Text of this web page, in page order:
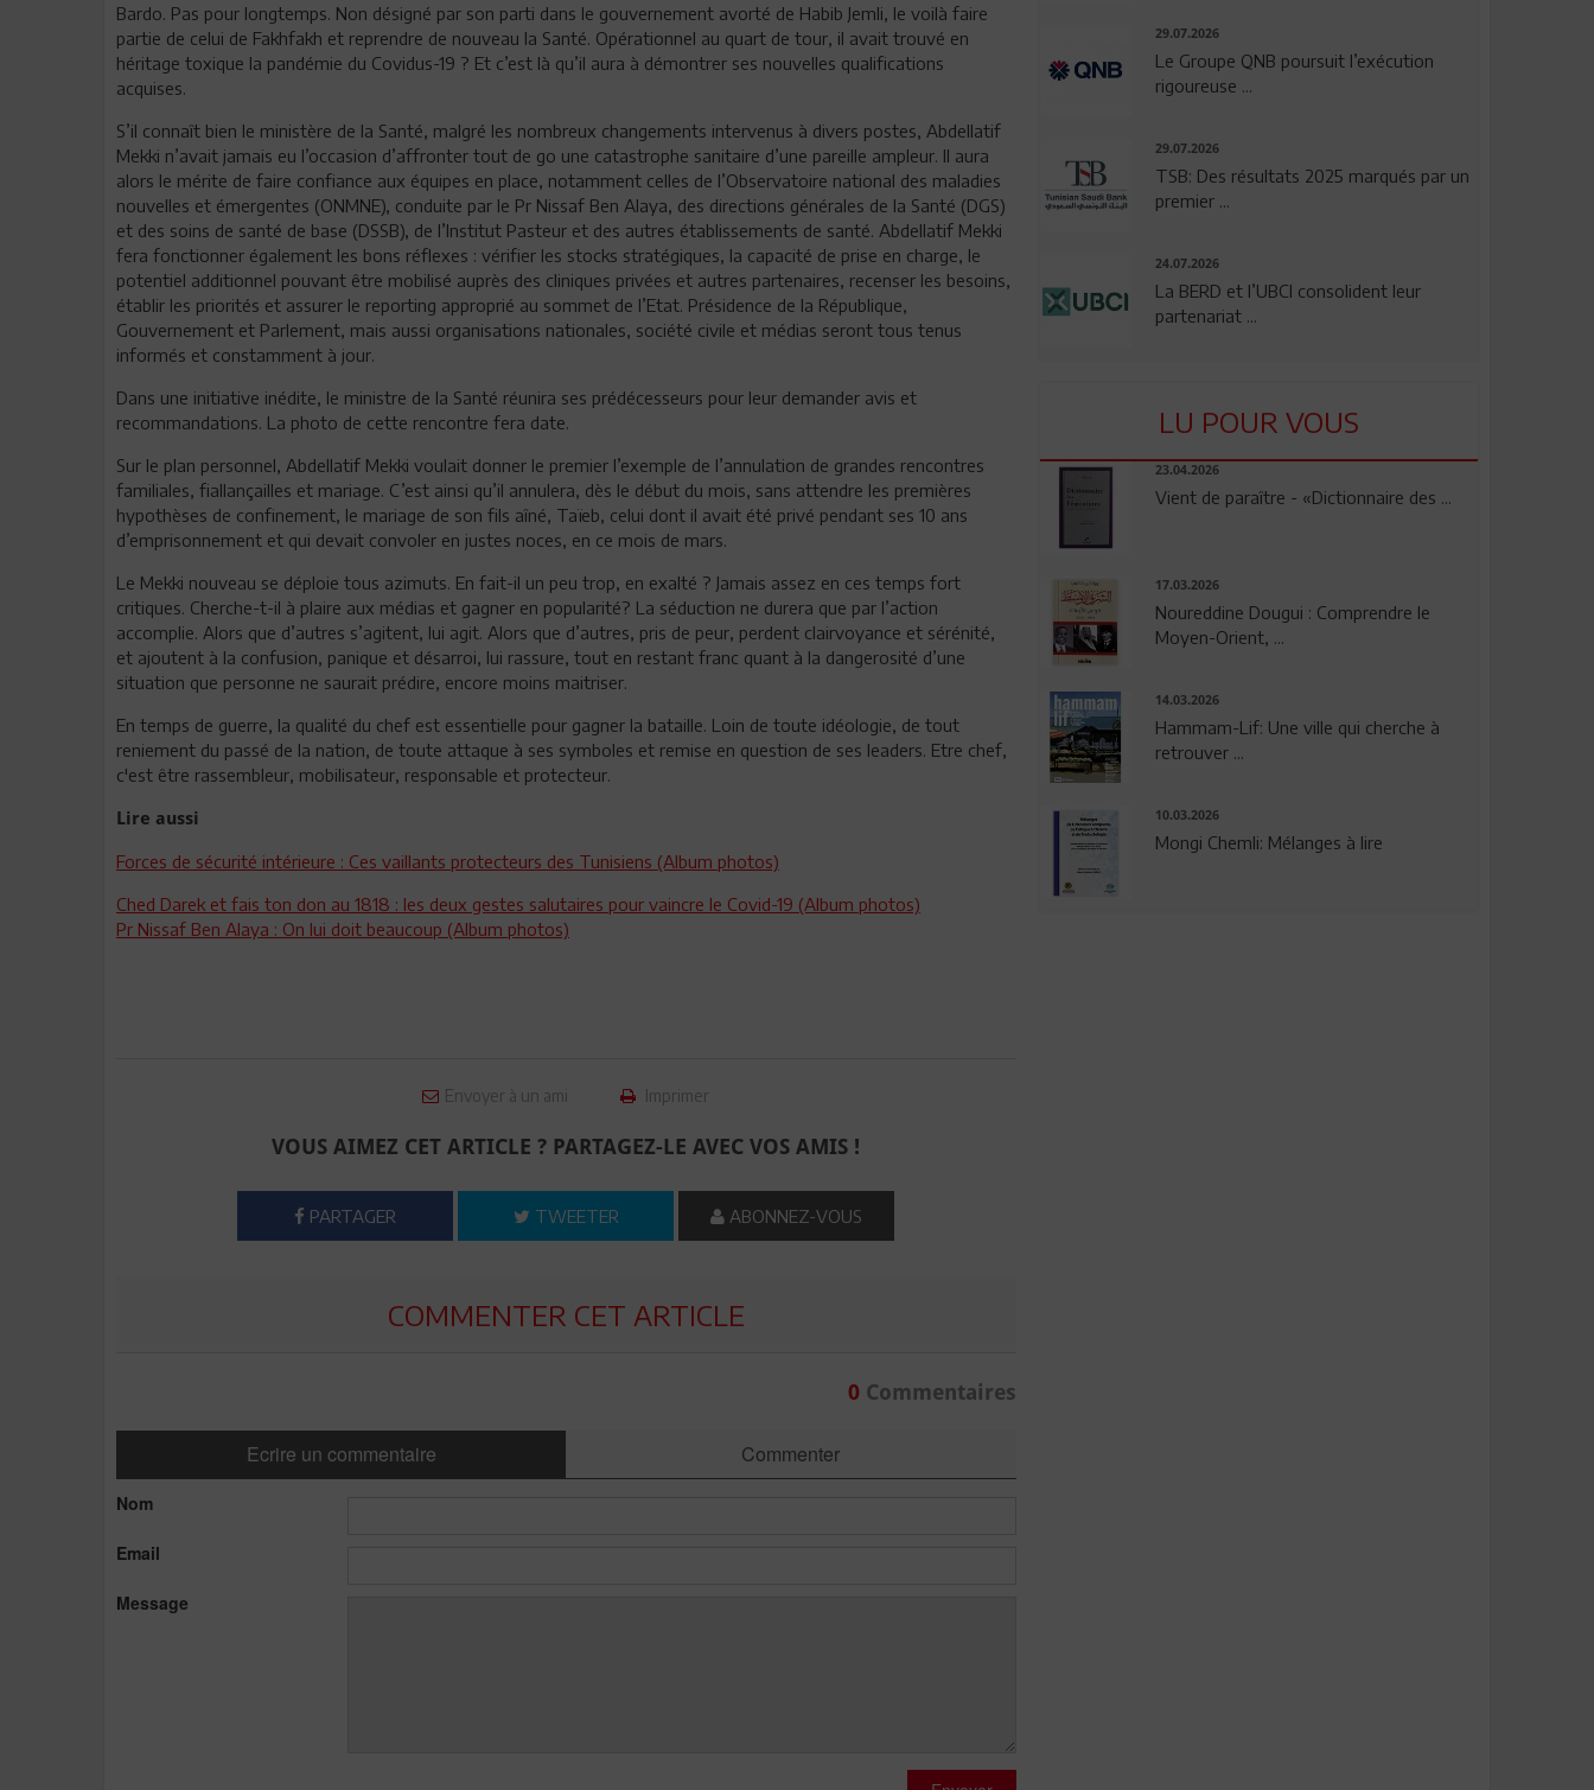
Bardo. Pas pour longtemps. Non désigné par son parti dans le gouvernement avorté de Habib Jemli, le voilà faire
partie de celui de Fakhfakh et reprendre de nouveau la Santé. Opérationnel au quart de tour, il avait trouvé en
héritage toxique la pandémie du Covidus-19 ? Et c’est là qu’il aura à démontrer ses nouvelles qualifications
acquises.
S’il connaît bien le ministère de la Santé, malgré les nombreux changements intervenus à divers postes, Abdellatif
Mekki n’avait jamais eu l’occasion d’affronter tout de go une catastrophe sanitaire d’une pareille ampleur. Il aura
alors le mérite de faire confiance aux équipes en place, notamment celles de l’Observatoire national des maladies
nouvelles et émergentes (ONMNE), conduite par le Pr Nissaf Ben Alaya, des directions générales de la Santé (DGS)
et des soins de santé de base (DSSB), de l’Institut Pasteur et des autres établissements de santé. Abdellatif Mekki
fera fonctionner également les bons réflexes : vérifier les stocks stratégiques, la capacité de prise en charge, le
potentiel additionnel pouvant être mobilisé auprès des cliniques privées et autres partenaires, recenser les besoins,
établir les priorités et assurer le reporting approprié au sommet de l’Etat. Présidence de la République,
Gouvernement et Parlement, mais aussi organisations nationales, société civile et médias seront tous tenus
informés et constamment à jour.
Dans une initiative inédite, le ministre de la Santé réunira ses prédécesseurs pour leur demander avis et
recommandations. La photo de cette rencontre fera date.
Sur le plan personnel, Abdellatif Mekki voulait donner le premier l’exemple de l’annulation de grandes rencontres
familiales, fiallançailles et mariage. C’est ainsi qu’il annulera, dès le début du mois, sans attendre les premières
hypothèses de confinement, le mariage de son fils aîné, Taïeb, celui dont il avait été privé pendant ses 10 ans
d’emprisonnement et qui devait convoler en justes noces, en ce mois de mars.
Le Mekki nouveau se déploie tous azimuts. En fait-il un peu trop, en exalté ? Jamais assez en ces temps fort
critiques. Cherche-t-il à plaire aux médias et gagner en popularité? La séduction ne durera que par l’action
accomplie. Alors que d’autres s’agitent, lui agit. Alors que d’autres, pris de peur, perdent clairvoyance et sérénité,
et ajoutent à la confusion, panique et désarroi, lui rassure, tout en restant franc quant à la dangerosité d’une
situation que personne ne saurait prédire, encore moins maitriser.
En temps de guerre, la qualité du chef est essentielle pour gagner la bataille. Loin de toute idéologie, de tout
reniement du passé de la nation, de toute attaque à ses symboles et remise en question de ses leaders. Etre chef,
c'est être rassembleur, mobilisateur, responsable et protecteur.
Lire aussi
Forces de sécurité intérieure : Ces vaillants protecteurs des Tunisiens (Album photos)
Ched Darek et fais ton don au 1818 : les deux gestes salutaires pour vaincre le Covid-19 (Album photos)
Pr Nissaf Ben Alaya : On lui doit beaucoup (Album photos)
Envoyer à un ami Imprimer
VOUS AIMEZ CET ARTICLE ? PARTAGEZ-LE AVEC VOS AMIS !
PARTAGER TWEETER ABONNEZ-VOUS
COMMENTER CET ARTICLE
0Commentaires
Ecrire un commentaire Commenter
Nom
Email
Message
29.07.2026
Le Groupe QNB poursuit l’exécution
rigoureuse ...
29.07.2026
TSB: Des résultats 2025 marqués par un
premier ...
24.07.2026
La BERD et l’UBCI consolident leur
partenariat ...
LU POUR VOUS
23.04.2026
Vient de paraître - «Dictionnaire des ...
17.03.2026
Noureddine Dougui : Comprendre le
Moyen-Orient, ...
14.03.2026
Hammam-Lif: Une ville qui cherche à
retrouver ...
10.03.2026
Mongi Chemli: Mélanges à lire